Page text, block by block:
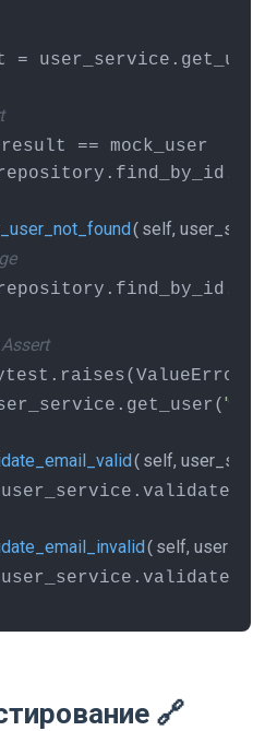
=
result == mock_user
( self,
'999'
( self,
( self,
🔗